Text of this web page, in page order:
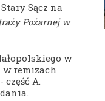
Sącz na
Pożarnej w
w
remizach
A.